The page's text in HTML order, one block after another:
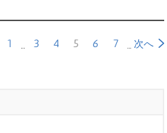
1 3 4 5 6 7 次へ